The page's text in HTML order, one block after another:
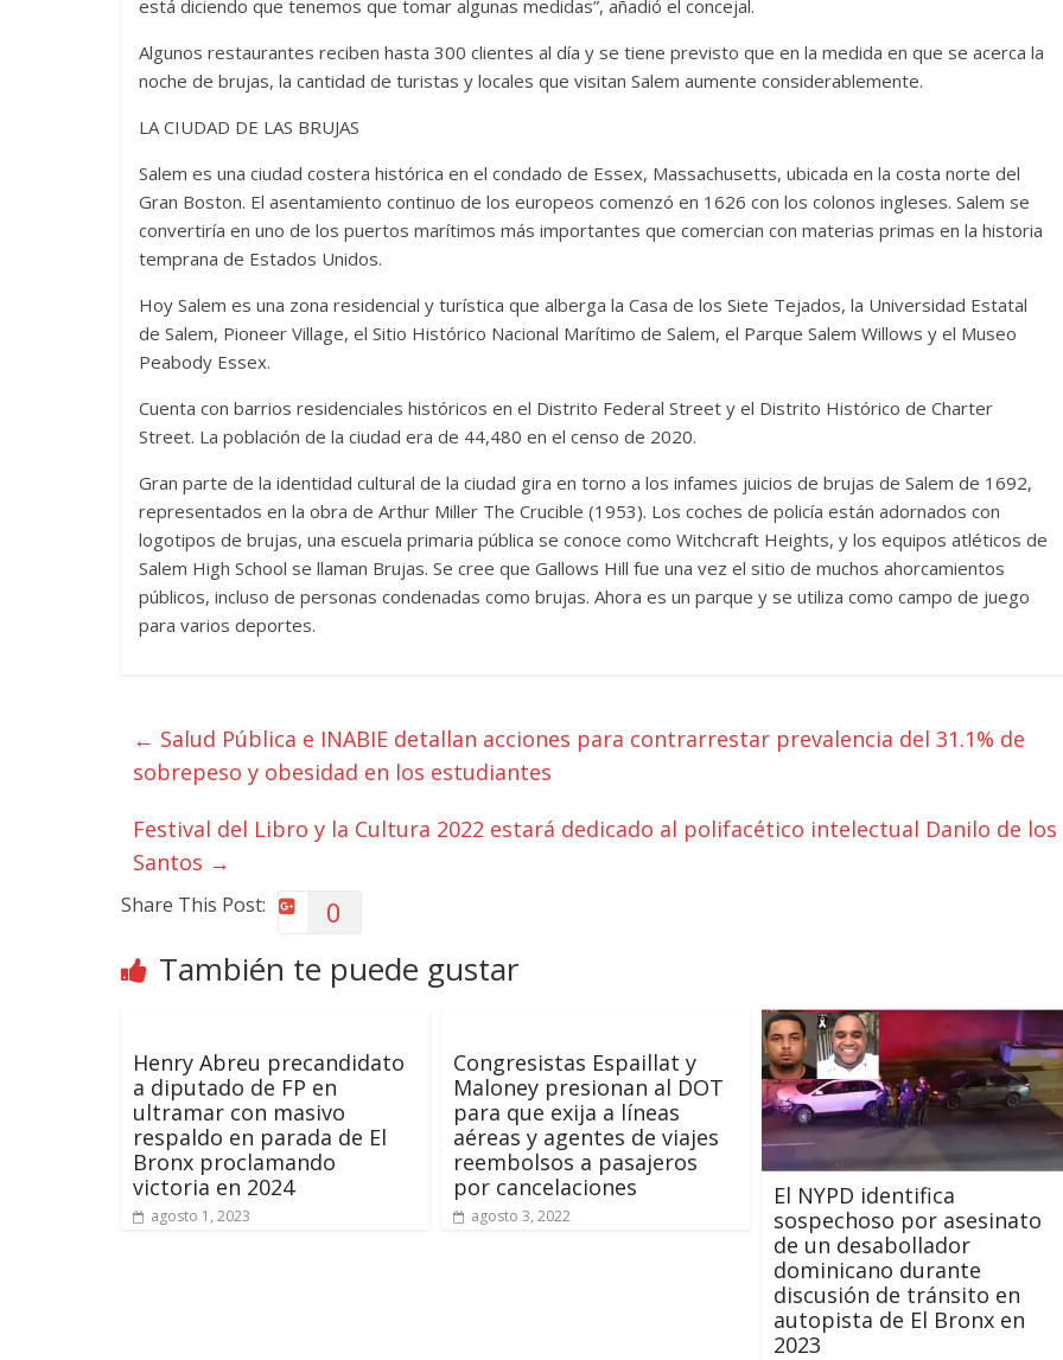
está diciendo que tenemos que tomar algunas medidas”, añadió el concejal.
Algunos restaurantes reciben hasta 300 clientes al día y se tiene previsto que en la medida en que se acerca la
noche de brujas, la cantidad de turistas y locales que visitan Salem aumente considerablemente.
LA CIUDAD DE LAS BRUJAS
Salem es una ciudad costera histórica en el condado de Essex, Massachusetts, ubicada en la costa norte del
Gran Boston. El asentamiento continuo de los europeos comenzó en 1626 con los colonos ingleses. Salem se
convertiría en uno de los puertos marítimos más importantes que comercian con materias primas en la historia
temprana de Estados Unidos.
Hoy Salem es una zona residencial y turística que alberga la Casa de los Siete Tejados, la Universidad Estatal
de Salem, Pioneer Village, el Sitio Histórico Nacional Marítimo de Salem, el Parque Salem Willows y el Museo
Peabody Essex.
Cuenta con barrios residenciales históricos en el Distrito Federal Street y el Distrito Histórico de Charter
Street. La población de la ciudad era de 44,480 en el censo de 2020.
Gran parte de la identidad cultural de la ciudad gira en torno a los infames juicios de brujas de Salem de 1692,
representados en la obra de Arthur Miller The Crucible (1953). Los coches de policía están adornados con
logotipos de brujas, una escuela primaria pública se conoce como Witchcraft Heights, y los equipos atléticos de
Salem High School se llaman Brujas. Se cree que Gallows Hill fue una vez el sitio de muchos ahorcamientos
públicos, incluso de personas condenadas como brujas. Ahora es un parque y se utiliza como campo de juego
para varios deportes.
← Salud Pública e INABIE detallan acciones para contrarrestar prevalencia del 31.1% de
sobrepeso y obesidad en los estudiantes
Festival del Libro y la Cultura 2022 estará dedicado al polifacético intelectual Danilo de los
Santos →
Share This Post: 0
También te puede gustar
Henry Abreu precandidato
a diputado de FP en
ultramar con masivo
respaldo en parada de El
Bronx proclamando
victoria en 2024
agosto 1, 2023
Congresistas Espaillat y
Maloney presionan al DOT
para que exija a líneas
aéreas y agentes de viajes
reembolsos a pasajeros
por cancelaciones
agosto 3, 2022
El NYPD identifica
sospechoso por asesinato
de un desabollador
dominicano durante
discusión de tránsito en
autopista de El Bronx en
2023